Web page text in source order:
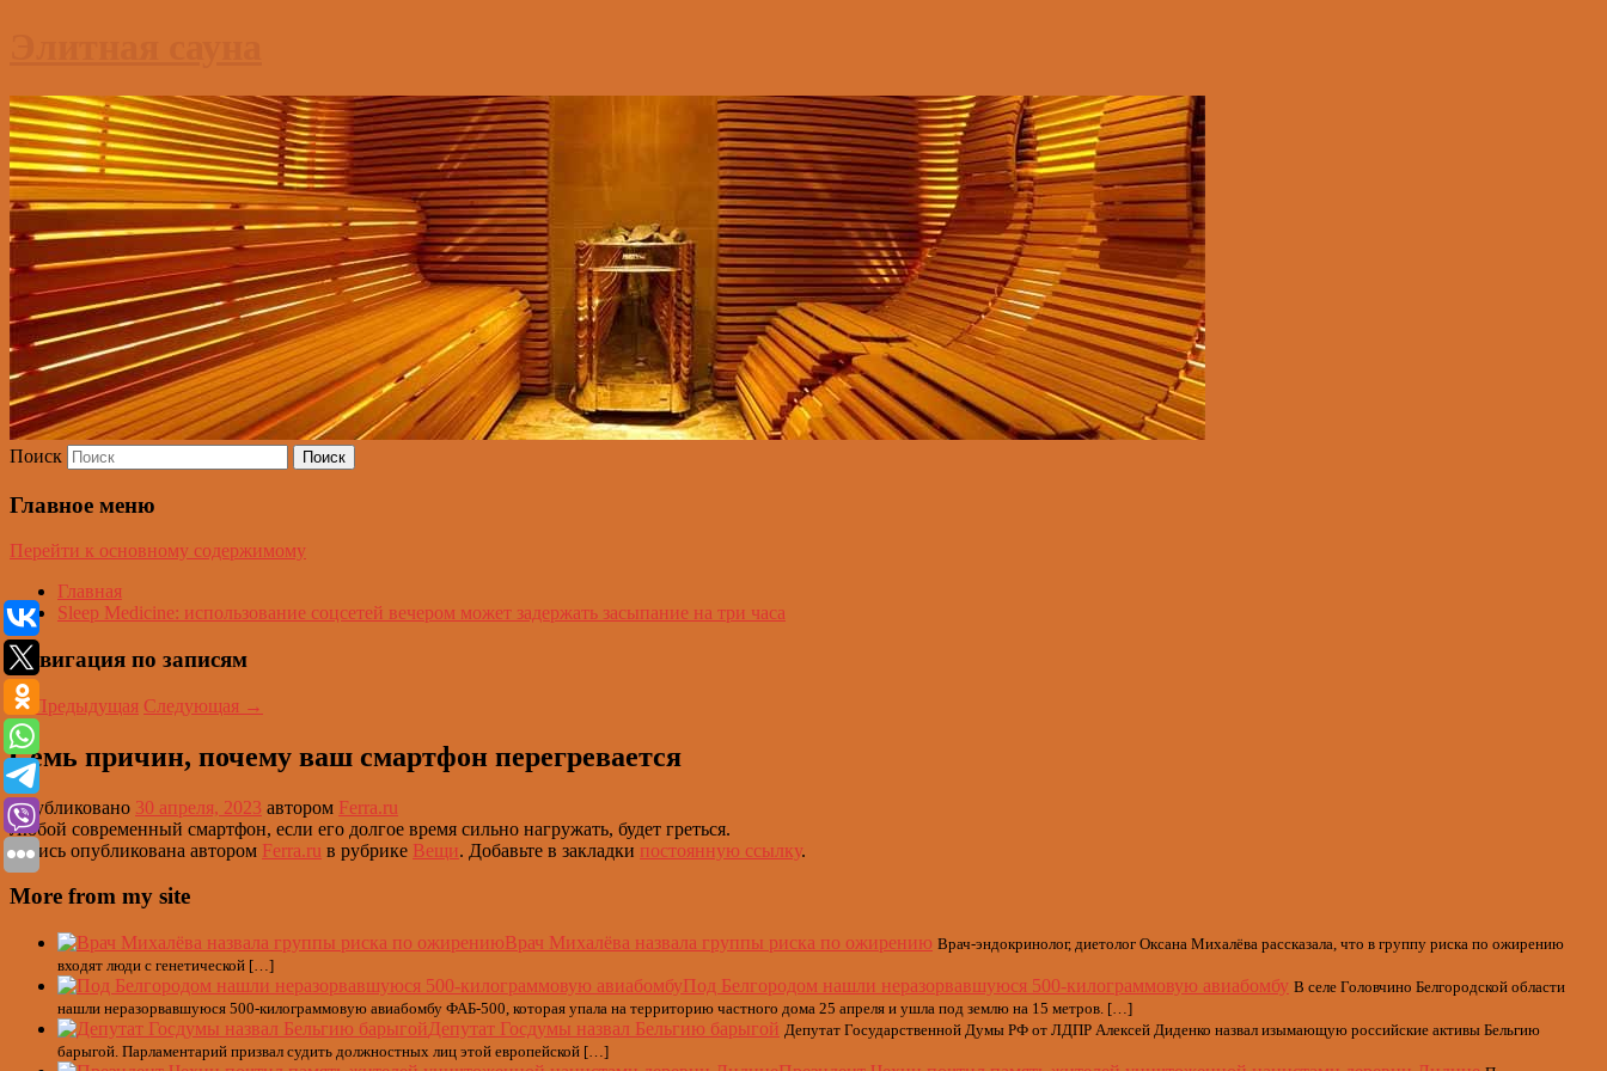
Поиск
Главное меню
Перейти к основному содержимому
Главная
Sleep Medicine: использование соцсетей вечером может задержать засыпание на три часа
Навигация по записям
←Предыдущая Следующая →
Семь причин, почему ваш смартфон перегревается
Опубликовано 30 апреля, 2023 автором Ferra.ru
Любой современный смартфон, если его долгое время сильно нагружать, будет греться.
Запись опубликована автором Ferra.ru в рубрике Вещи. Добавьте в закладки постоянную ссылку.
More from my site
Врач Михалёва назвала группы риска по ожирению Врач-эндокринолог, диетолог Оксана Михалёва рассказала, что в группу риска по ожирению
входят люди с генетической […]
Под Белгородом нашли неразорвавшуюся 500-килограммовую авиабомбу В селе Головчино Белгородской области
нашли неразорвавшуюся 500-килограммовую авиабомбу ФАБ-500, которая упала на территорию частного дома 25 апреля и ушла под землю на 15 метров. […]
Депутат Госдумы назвал Бельгию барыгой Депутат Государственной Думы РФ от ЛДПР Алексей Диденко назвал изымающую российские активы Бельгию
барыгой. Парламентарий призвал судить должностных лиц этой европейской […]